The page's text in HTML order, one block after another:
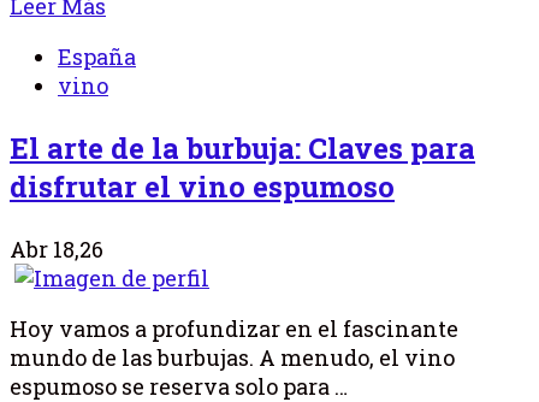
Leer Más
España
vino
El arte de la burbuja: Claves para
disfrutar el vino espumoso
Abr 18,26
Hoy vamos a profundizar en el fascinante
mundo de las burbujas. A menudo, el vino
espumoso se reserva solo para …